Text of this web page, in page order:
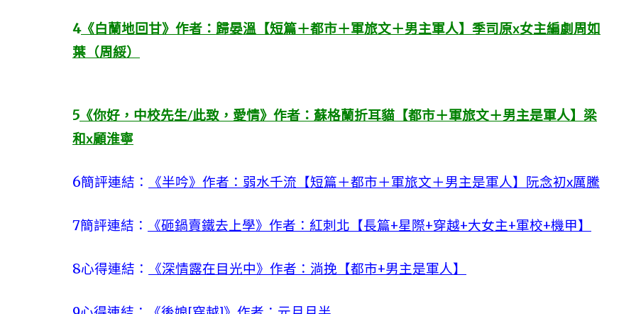
4《白蘭地回甘》作者：歸晏溫【短篇＋都市＋軍旅文＋男主軍人】季司原x女主編劇周如
葉（周綏）
5 《你好，中校先生/此致，愛情》作者：蘇格蘭折耳貓【都市＋軍旅文＋男主是軍人】梁
和x顧淮寧
6簡評連結： 《半吟》作者：弱水千流【短篇＋都市＋軍旅文＋男主是軍人】阮念初x厲騰
7簡評連結： 《砸鍋賣鐵去上學》作者：紅刺北【長篇+星際+穿越+大女主+軍校+機甲】
8心得連結： 《深情露在目光中》作者：淌挽【都市+男主是軍人】